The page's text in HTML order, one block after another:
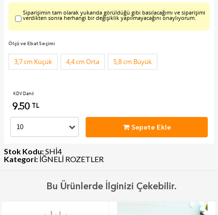
Siparişimin tam olarak yukarıda görüldüğü gibi basılacağımı ve siparişimi
verdikten sonra herhangi bir değişiklik yapılmayacağını onaylıyorum.
Ölçü ve Ebat Seçimi
3,7 cm Küçük 4,4 cm Orta 5,8 cm Büyük
KDV Dahil
9.50 TL
Sepete Ekle
Stok Kodu:SHİ4
Kategori: İĞNELİ ROZETLER
Bu Ürünlerde İlginizi Çekebilir.